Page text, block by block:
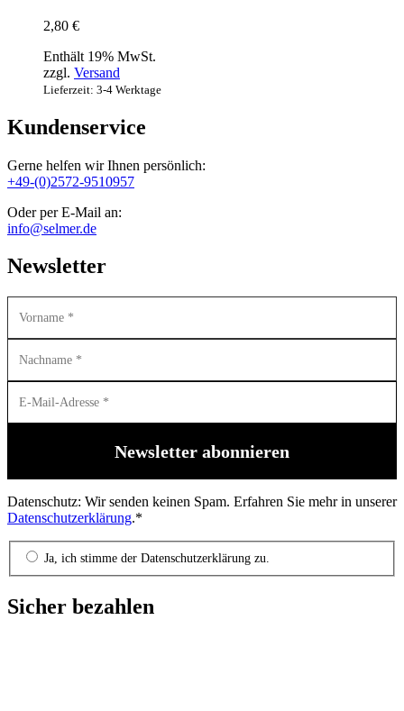
2,80 €
Enthält 19% MwSt.
zzgl. Versand
Lieferzeit: 3-4 Werktage
Kundenservice
Gerne helfen wir Ihnen persönlich:
+49-(0)2572-9510957
Oder per E-Mail an:
info@selmer.de
Newsletter
Datenschutz: Wir senden keinen Spam. Erfahren Sie mehr in unserer
Datenschutzerklärung.*
Ja, ich stimme der Datenschutzerklärung zu.
Sicher bezahlen